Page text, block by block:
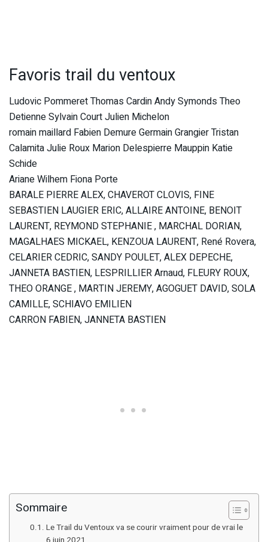
Favoris trail du ventoux
Ludovic Pommeret Thomas Cardin Andy Symonds Theo
Detienne Sylvain Court Julien Michelon
romain maillard Fabien Demure Germain Grangier Tristan
Calamita Julie Roux Marion Delespierre Mauppin Katie
Schide
Ariane Wilhem Fiona Porte
BARALE PIERRE ALEX, CHAVEROT CLOVIS, FINE
SEBASTIEN LAUGIER ERIC, ALLAIRE ANTOINE, BENOIT
LAURENT, REYMOND STEPHANIE , MARCHAL DORIAN,
MAGALHAES MICKAEL, KENZOUA LAURENT, René Rovera,
CELARIER CEDRIC, SANDY POULET, ALEX DEPECHE,
JANNETA BASTIEN, LESPRILLIER Arnaud, FLEURY ROUX,
THEO ORANGE , MARTIN JEREMY, AGOGUET DAVID, SOLA
CAMILLE, SCHIAVO EMILIEN
CARRON FABIEN, JANNETA BASTIEN
Sommaire
Le Trail du Ventoux va se courir vraiment pour de vrai le